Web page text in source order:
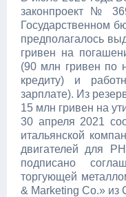
законпроект №
Государственном
предполагалось
гривен на
(90 млн гривен по
кредиту) и
зарплате). Из
15 млн гривен на
30 апреля 2021
итальянской
двигателей для
подписано
торгующей
& Marketing Co.» из